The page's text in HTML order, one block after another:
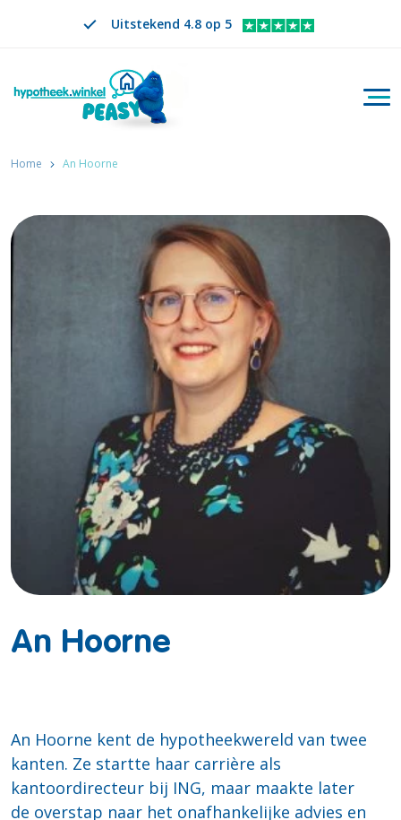
Uitstekend 4.8 op 5
Zoeken
VERANDER TAAL. GESELECTEERDE TAAL IS
NL
Home An Hoorne
An Hoorne
An Hoorne kent de hypotheekwereld van twee
kanten. Ze startte haar carrière als
kantoordirecteur bij ING, maar maakte later
de overstap naar het onafhankelijke advies en